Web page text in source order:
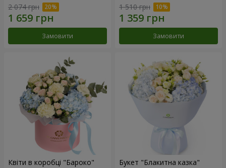
2 074 грн
Замовити
1 510 грн
Замовити
Квіти в коробці "Бароко" Букет "Блакитна казка"